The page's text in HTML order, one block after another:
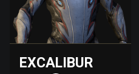
EXCALIBUR